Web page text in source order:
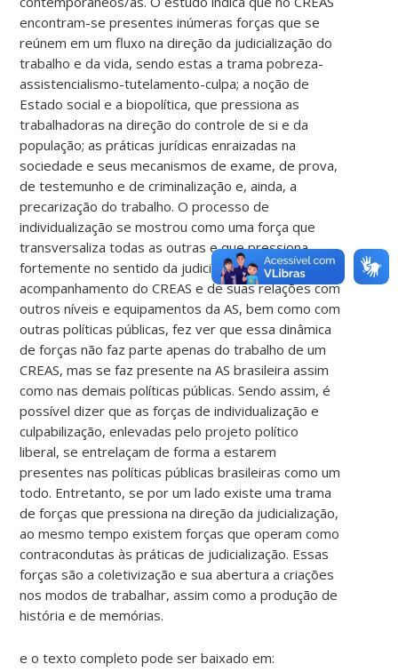
encontram-se presentes inúmeras forças que se
reúnem em um fluxo na direção da judicialização do
trabalho e da vida, sendo estas a trama pobreza-
assistencialismo-tutelamento-culpa; a noção de
Estado social e a biopolítica, que pressiona as
trabalhadoras na direção do controle de si e da
população; as práticas jurídicas enraizadas na
sociedade e seus mecanismos de exame, de prova,
de testemunho e de criminalização e, ainda, a
precarização do trabalho. O processo de
individualização se mostrou como uma força que
transversaliza todas as outras e que pressiona
fortemente no sentido da judicialização. O
acompanhamento do CREAS e de suas relações com
outros níveis e equipamentos da AS, bem como com
outras políticas públicas, fez ver que essa dinâmica
de forças não faz parte apenas do trabalho de um
CREAS, mas se faz presente na AS brasileira assim
como nas demais políticas públicas. Sendo assim, é
possível dizer que as forças de individualização e
culpabilização, enlevadas pelo projeto político
liberal, se entrelaçam de forma a estarem
presentes nas políticas públicas brasileiras como um
todo. Entretanto, se por um lado existe uma trama
de forças que pressiona na direção da judicialização,
ao mesmo tempo existem forças que operam como
contracondutas às práticas de judicialização. Essas
forças são a coletivização e sua abertura a criações
nos modos de trabalhar, assim como a produção de
história e de memórias.
e o texto completo pode ser baixado em: